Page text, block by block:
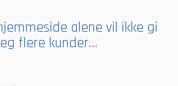
alene vil ikke gi
flere kunder...